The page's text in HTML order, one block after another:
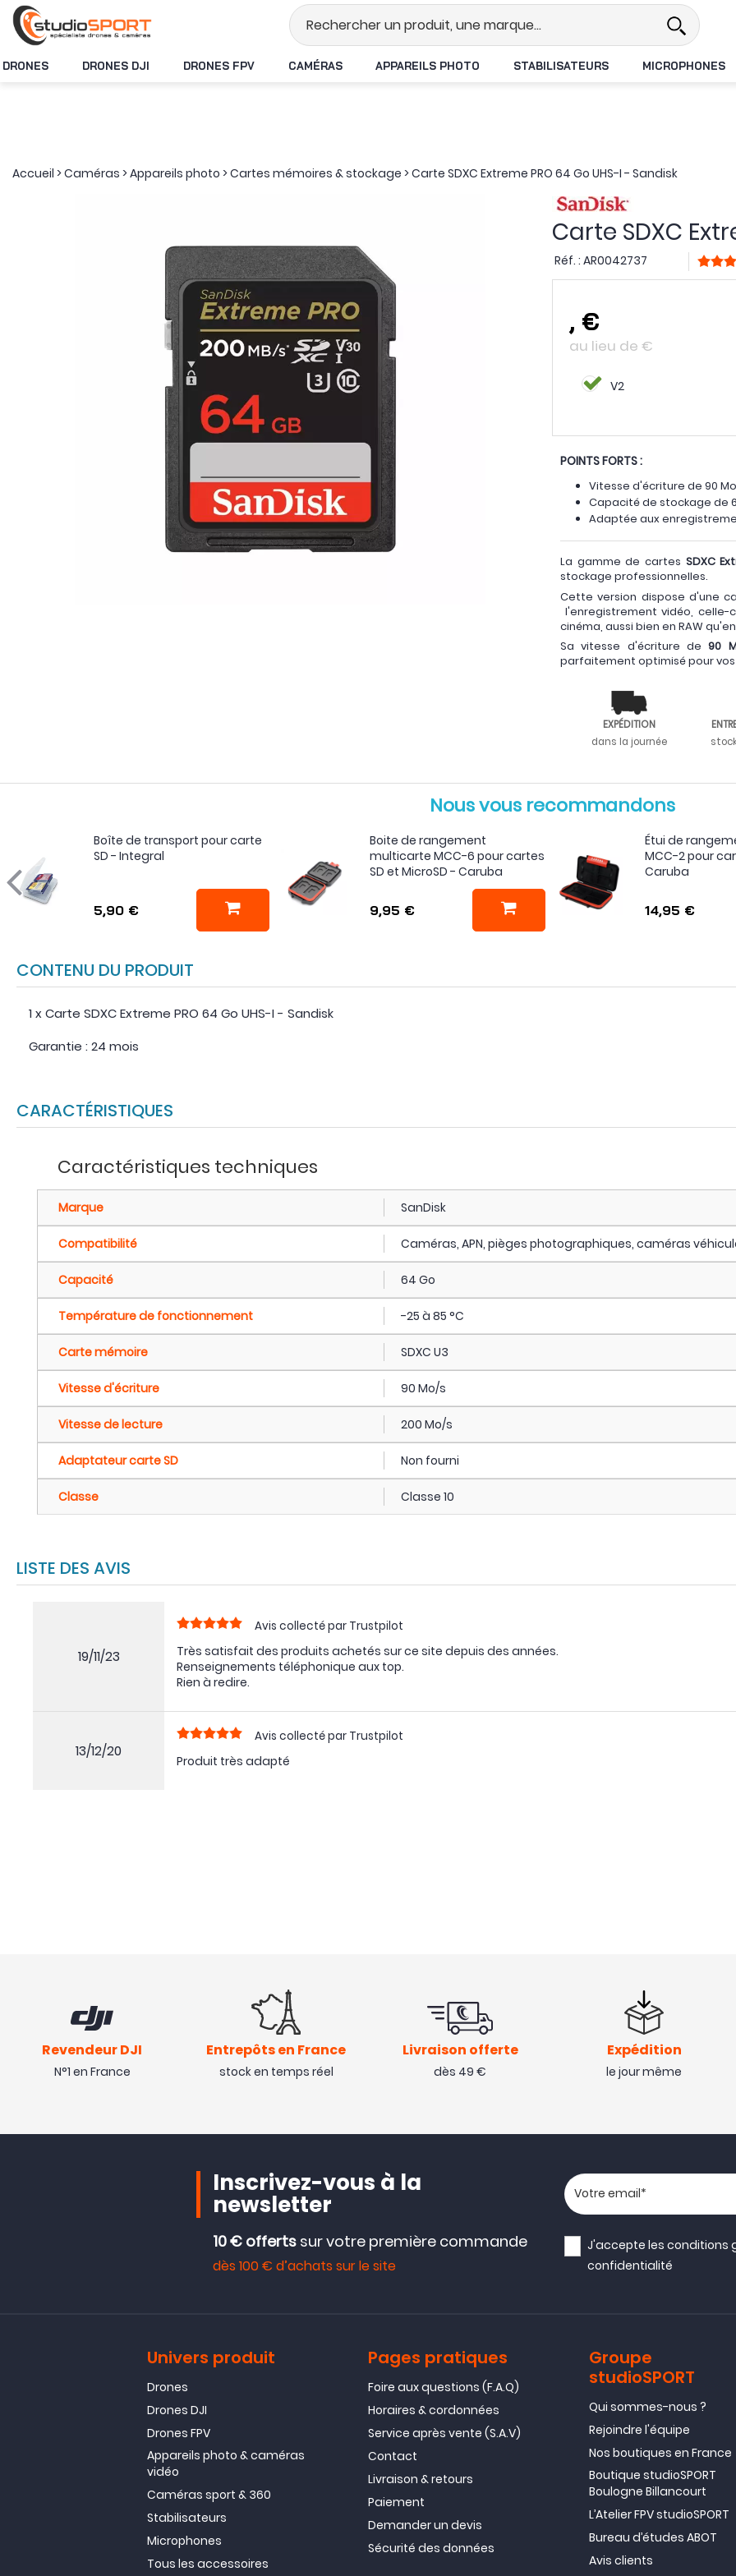
Stock en temps réel
DRONES DRONES DJI DRONES FPV CAMÉRAS APPAREILS PHOTO STABILISATEURS MICROPHONES
Accueil >Caméras >Appareils photo >Cartes mémoires & stockage >Carte SDXC Extreme PRO 64 Go UHS-I - Sandisk
Carte SDXC
Réf. : AR0042737
, €
au lieu de €
V2
POINTS FORTS :
Vitesse d'écriture de 90
Capacité de stockage de
Adaptée aux
La gamme de cartes SDXC
stockage professionnelles.
Cette version dispose d'une
l'enregistrement vidéo,
cinéma, aussi bien en RAW
Sa vitesse d'écriture de90
parfaitement optimisé pour vos
EXPÉDITION
dans la journée
Nous vous recommandons
Boîte de transport pour carte
SD - Integral
5,90 €
Boite de rangement
multicarte MCC-6 pour cartes
SD et MicroSD - Caruba
9,95 €
Étui de
MCC-2 pour
Caruba
14,95 €
CONTENU DU PRODUIT
1 x Carte SDXC Extreme PRO 64 Go UHS-I - Sandisk
Garantie : 24 mois
CARACTÉRISTIQUES
Caractéristiques techniques
Marque SanDisk
Compatibilité Caméras, APN, pièges photographiques, caméras
Capacité 64 Go
Température de fonctionnement -25 à 85 °C
Carte mémoire SDXC U3
Vitesse d'écriture 90 Mo/s
Vitesse de lecture 200 Mo/s
Adaptateur carte SD Non fourni
Classe Classe 10
LISTE DES AVIS
19/11/23
Avis collecté par Trustpilot
Très satisfait des produits achetés sur ce site depuis des années.
Renseignements téléphonique aux top.
Rien à redire.
13/12/20
Avis collecté par Trustpilot
Produit très adapté
Revendeur DJI
N°1 en France
Entrepôts en France
stock en temps réel
Livraison offerte
dès 49 €
Expédition
le jour même
Inscrivez-vous à la
newsletter
10 € offerts sur votre première commande
dès 100 € d’achats sur le site
Votre adresse email
J'accepte lesconditions
confidentialité
Univers produit
Drones
Drones DJI
Drones FPV
Appareils photo & caméras
vidéo
Caméras sport & 360
Stabilisateurs
Microphones
Tous les accessoires
Pages pratiques
Foire aux questions (F.A.Q)
Horaires & cordonnées
Service après vente (S.A.V)
Contact
Livraison & retours
Paiement
Demander un devis
Sécurité des données
Groupe
studioSPORT
Qui sommes-nous ?
Rejoindre l'équipe
Nos boutiques en France
Boutique studioSPORT
Boulogne Billancourt
L’Atelier FPV studioSPORT
Bureau d’études ABOT
Avis clients